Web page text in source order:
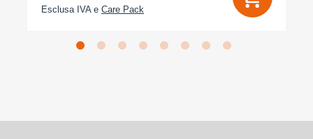
Esclusa IVA e Care Pack